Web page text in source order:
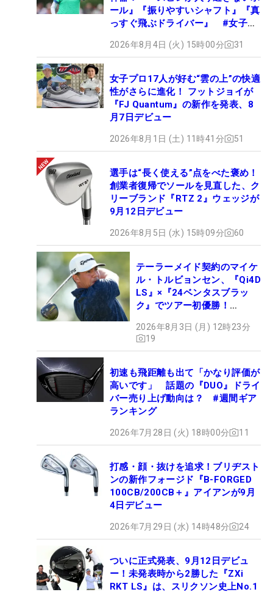
ール』『振りやすいシャフト』『真
っすぐ飛ぶドライバー』 #女子プ
2026年8月4日 (火) 15時00分 31
女子プロ17人が好む“雲の上”の快適
性がさらに進化！ フットジョイが
『FJ Quantum』の新作を発表、8
月7日デビュー
2026年8月1日 (土) 11時41分 51
選手は“長く使える”点をべた褒め！
創業者復帰でソールを見直した、ク
リーブランド『RTZ 2』ウェッジが
9月12日デビュー
2026年8月5日 (水) 15時09分 60
テーラーメイド契約のマイケ
ル・トルビョンセン、『Qi4D
LS』×『24ベンタスブラッ
ク』でツアー初優勝！
2026年8月3日 (月) 12時23分
19
初速も飛距離も出て「かなり評価が
高いです」 話題の『DUO』ドライ
バー売り上げ動向は？ #週間ギア
ランキング
2026年7月28日 (火) 18時00分 11
打感・顔・抜けを追求！ブリヂスト
ンの新作フォージド『B-FORGED
100CB/200CB＋』アイアンが9月
4日デビュー
2026年7月29日 (水) 14時48分 24
ついに正式発表、9月12日デビュ
ー！未発表時から2勝した『ZXi
RKT LS』は、スリクソン史上No.1